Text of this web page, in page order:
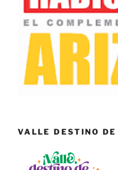
VALLE DESTINO DE